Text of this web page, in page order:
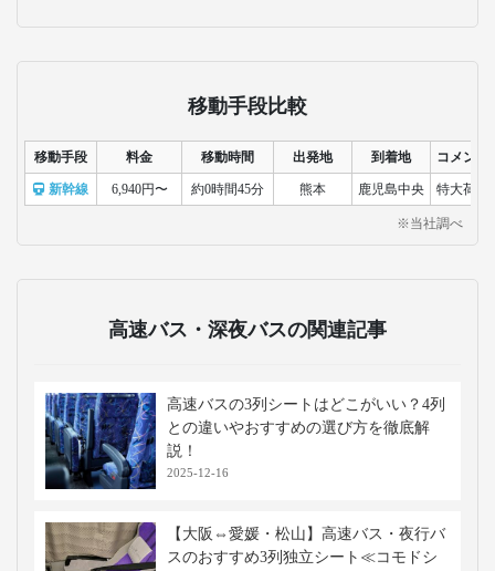
移動手段比較
移動手段 料金 移動時間 出発地 到着地 コメント
新幹線 6,940円〜 約0時間45分 熊本 鹿児島中央 特大荷物
※当社調べ
高速バス・深夜バスの関連記事
高速バスの3列シートはどこがいい？4列
との違いやおすすめの選び方を徹底解
説！
2025-12-16
【大阪⇔愛媛・松山】高速バス・夜行バ
スのおすすめ3列独立シート≪コモドシ